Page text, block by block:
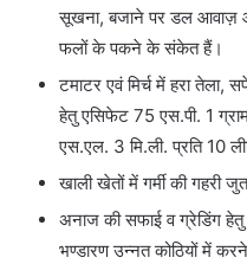
सूखना, बजाने पर डल आवाज़
फलों के पकने के संकेत हैं।
टमाटर एवं मिर्च में हरा तेला,
हेतु एसिफेट 75 एस.पी. 1 ग्राम
एस.एल. 3 मि.ली. प्रति 10
खाली खेतों में गर्मी की गहरी
अनाज की सफाई व ग्रेडिंग
भण्डारण उन्नत कोठियों में